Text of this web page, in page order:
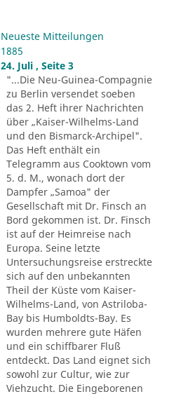
Neueste Mitteilungen
1885
24. Juli , Seite 3
"...Die Neu-Guinea-Compagnie
zu Berlin versendet soeben
das 2. Heft ihrer Nachrichten
über „Kaiser-Wilhelms-Land
und den Bismarck-Archipel".
Das Heft enthält ein
Telegramm aus Cooktown vom
5. d. M., wonach dort der
Dampfer „Samoa" der
Gesellschaft mit Dr. Finsch an
Bord gekommen ist. Dr. Finsch
ist auf der Heimreise nach
Europa. Seine letzte
Untersuchungsreise erstreckte
sich auf den unbekannten
Theil der Küste vom Kaiser-
Wilhelms-Land, von Astriloba-
Bay bis Humboldts-Bay. Es
wurden mehrere gute Häfen
und ein schiffbarer Fluß
entdeckt. Das Land eignet sich
sowohl zur Cultur, wie zur
Viehzucht. Die Eingeborenen